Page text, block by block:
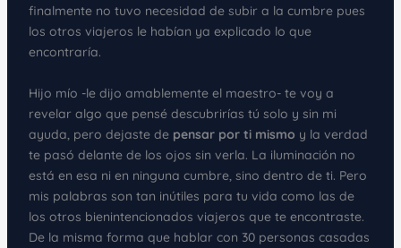
finalmente no tuvo necesidad de subir a la cumbre pues
los otros viajeros le habían ya explicado lo que
encontraría.
Hijo mío -le dijo amablemente el maestro- te voy a
revelar algo que pensé descubrirías tú solo y sin mi
ayuda, pero dejaste de pensar por ti mismo y la verdad
te pasó delante de los ojos sin verla. La iluminación no
está en esa ni en ninguna cumbre, sino dentro de ti. Pero
mis palabras son tan inútiles para tu vida como las de
los otros bienintencionados viajeros que te encontraste.
De la misma forma que hablar con 30 personas casadas